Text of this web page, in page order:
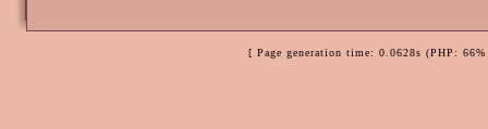
[ Page generation time: 0.0628s (PHP: